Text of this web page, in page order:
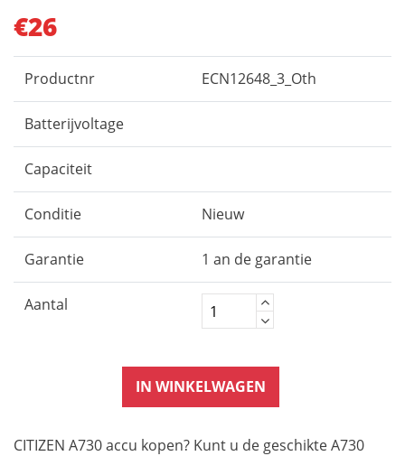
€26
Productnr ECN12648_3_Oth
Batterijvoltage
Capaciteit
Conditie Nieuw
Garantie 1 an de garantie
Aantal
IN WINKELWAGEN
CITIZEN A730 accu kopen? Kunt u de geschikte A730